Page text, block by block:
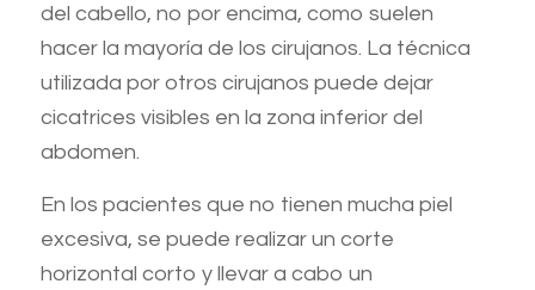
del cabello, no por encima, como suelen
hacer la mayoría de los cirujanos. La técnica
utilizada por otros cirujanos puede dejar
cicatrices visibles en la zona inferior del
abdomen.
En los pacientes que no tienen mucha piel
excesiva, se puede realizar un corte
horizontal corto y llevar a cabo un